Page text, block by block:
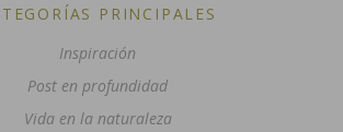
PRINCIPALES
Inspiración
Post en profundidad
Vida en la naturaleza